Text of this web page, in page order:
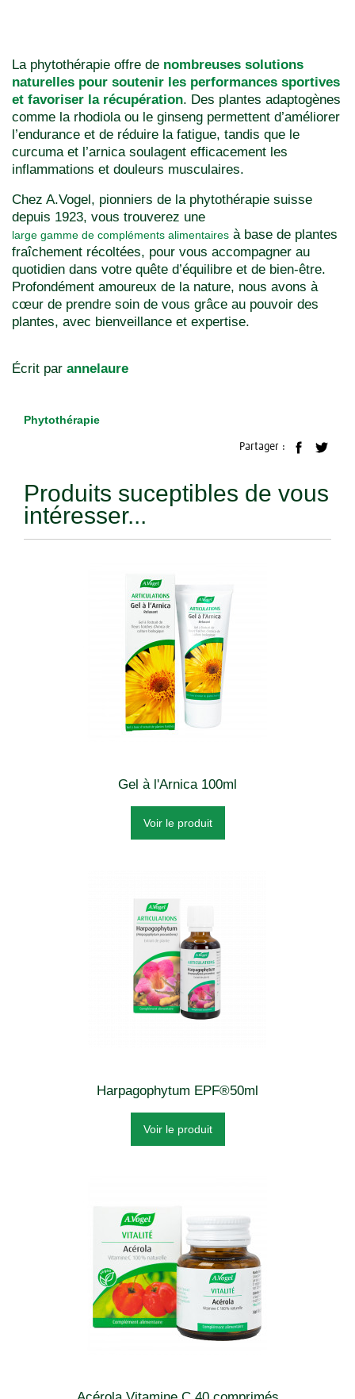
La phytothérapie offre de nombreuses solutions
naturelles pour soutenir les performances sportives
et favoriser la récupération. Des plantes adaptogènes
comme la rhodiola ou le ginseng permettent d’améliorer
l’endurance et de réduire la fatigue, tandis que le
curcuma et l’arnica soulagent efficacement les
inflammations et douleurs musculaires.
Chez A.Vogel, pionniers de la phytothérapie suisse
depuis 1923, vous trouverez une
large gamme de compléments alimentaires à base de plantes
fraîchement récoltées, pour vous accompagner au
quotidien dans votre quête d’équilibre et de bien-être.
Profondément amoureux de la nature, nous avons à
cœur de prendre soin de vous grâce au pouvoir des
plantes, avec bienveillance et expertise.
Écrit par annelaure
Phytothérapie
Partager :
Produits suceptibles de vous
intéresser...
Gel à l'Arnica 100ml
Voir le produit
Harpagophytum EPF®50ml
Voir le produit